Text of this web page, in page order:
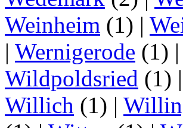
Weinheim (1) |
| Wernigerode (1) |
Wildpoldsried (1) |
Willich (1) |